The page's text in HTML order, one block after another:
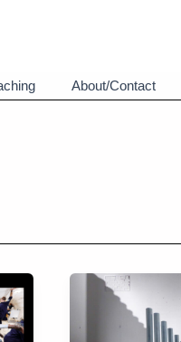
About/Contact